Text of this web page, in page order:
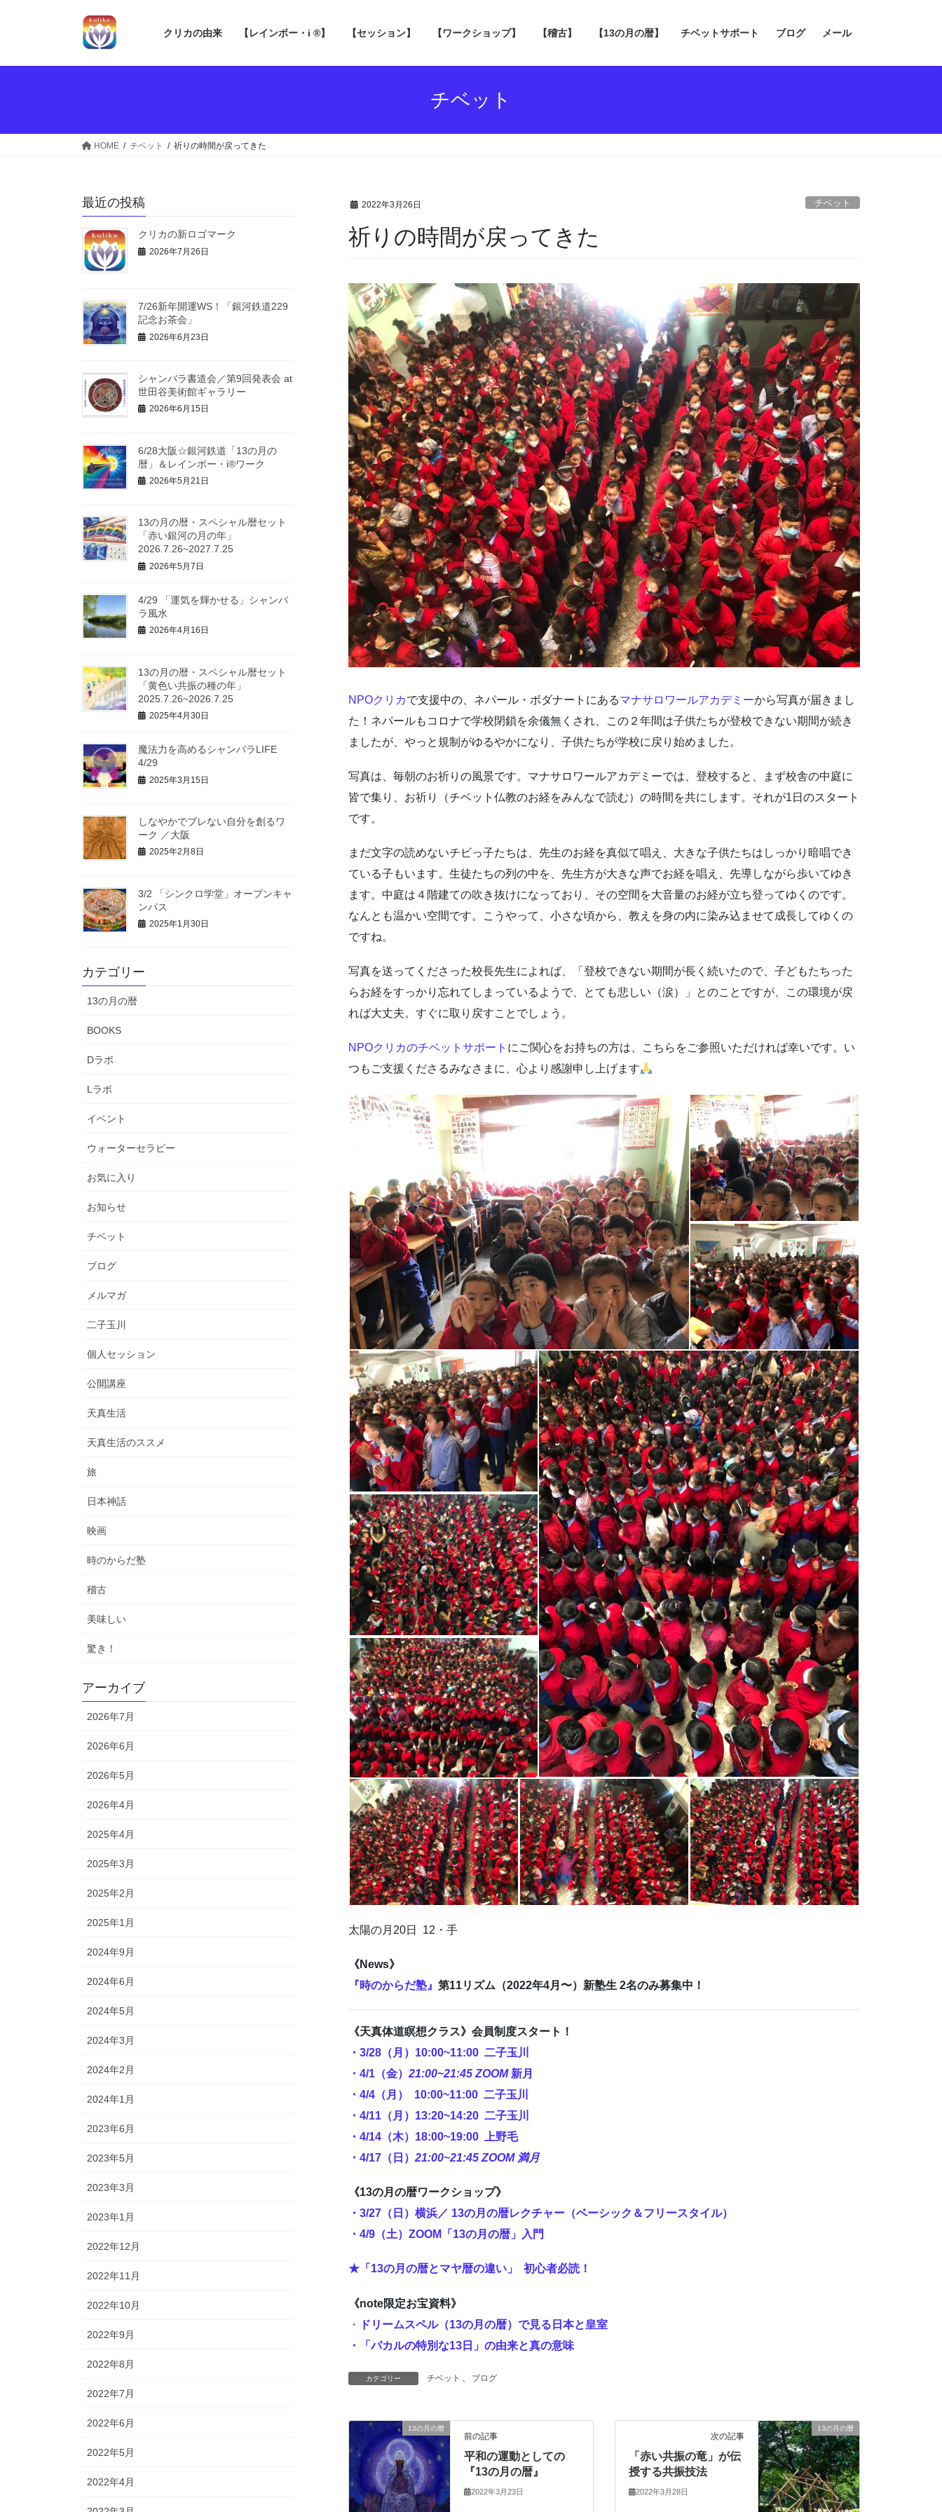
クリカの由来 【レインボー・i ®】 【セッション】 【ワークショップ】 【稽古】 【13の月の暦】 チベットサポート ブログ メール
チベット
HOME チベット 祈りの時間が戻ってきた
2022年3月26日 チベット
祈りの時間が戻ってきた
NPOクリカで支援中の、ネパール・ボダナートにあるマナサロワールアカデミーから写真が届きまし
た！ネパールもコロナで学校閉鎖を余儀無くされ、この２年間は子供たちが登校できない期間が続き
ましたが、やっと規制がゆるやかになり、子供たちが学校に戻り始めました。
写真は、毎朝のお祈りの風景です。マナサロワールアカデミーでは、登校すると、まず校舎の中庭に
皆で集り、お祈り（チベット仏教のお経をみんなで読む）の時間を共にします。それが1日のスタート
です。
まだ文字の読めないチビっ子たちは、先生のお経を真似て唱え、大きな子供たちはしっかり暗唱でき
ている子もいます。生徒たちの列の中を、先生方が大きな声でお経を唱え、先導しながら歩いてゆき
ます。中庭は４階建ての吹き抜けになっており、その空間を大音量のお経が立ち登ってゆくのです。
なんとも温かい空間です。こうやって、小さな頃から、教えを身の内に染み込ませて成長してゆくの
ですね。
写真を送ってくださった校長先生によれば、「登校できない期間が長く続いたので、子どもたちった
らお経をすっかり忘れてしまっているようで、とても悲しい（涙）」とのことですが、この環境が戻
れば大丈夫。すぐに取り戻すことでしょう。
NPOクリカのチベットサポート にご関心をお持ちの方は、こちらをご参照いただければ幸いです。い
つもご支援くださるみなさまに、心より感謝申し上げます
太陽の月20日 12・手
《News》
『時のからだ塾』 第11リズム（2022年4月〜）新塾生 2名のみ募集中！
《天真体道瞑想クラス》会員制度スタート！
・3/28（月）10:00~11:00 二子玉川
・4/1（金） 21:00~21:45 ZOOM新月
・4/4（月） 10:00~11:00 二子玉川
・4/11（月）13:20~14:20 二子玉川
・4/14（木）18:00~19:00 上野毛
・4/17（日） 21:00~21:45 ZOOM 満月
《13の月の暦ワークショップ》
・3/27（日）横浜／ 13の月の暦レクチャー（ベーシック＆フリースタイル）
・4/9（土）ZOOM「13の月の暦」入門
★「13の月の暦とマヤ暦の違い」 初心者必読！
《note限定お宝資料》
・
ドリームスペル（13の月の暦）で見る日本と皇室
・「パカルの特別な13日」の由来と真の意味
カテゴリー チベット ブログ
13の月の暦
前の記事
平和の運動としての
『13の月の暦』
2022年3月23日
13の月の暦
次の記事
「赤い共振の竜」が伝
授する共振技法
2022年3月28日
最近の投稿
クリカの新ロゴマーク
2026年7月26日
7/26新年開運WS！「銀河鉄道229
記念お茶会」
2026年6月23日
シャンバラ書道会／第9回発表会 at
世田谷美術館ギャラリー
2026年6月15日
6/28大阪☆銀河鉄道「13の月の
暦」＆レインボー・i®ワーク
2026年5月21日
13の月の暦・スペシャル暦セット
「赤い銀河の月の年」
2026.7.26~2027.7.25
2026年5月7日
4/29 「運気を輝かせる」シャンバ
ラ風水
2026年4月16日
13の月の暦・スペシャル暦セット
「黄色い共振の種の年」
2025.7.26~2026.7.25
2025年4月30日
魔法力を高めるシャンバラLIFE
4/29
2025年3月15日
しなやかでブレない自分を創るワ
ーク ／大阪
2025年2月8日
3/2 「シンクロ学堂」オープンキャ
ンパス
2025年1月30日
カテゴリー
13の月の暦
BOOKS
Dラボ
Lラボ
イベント
ウォーターセラピー
お気に入り
お知らせ
チベット
ブログ
メルマガ
二子玉川
個人セッション
公開講座
天真生活
天真生活のススメ
旅
日本神話
映画
時のからだ塾
稽古
美味しい
驚き！
アーカイブ
2026年7月
2026年6月
2026年5月
2026年4月
2025年4月
2025年3月
2025年2月
2025年1月
2024年9月
2024年6月
2024年5月
2024年3月
2024年2月
2024年1月
2023年6月
2023年5月
2023年3月
2023年1月
2022年12月
2022年11月
2022年10月
2022年9月
2022年8月
2022年7月
2022年6月
2022年5月
2022年4月